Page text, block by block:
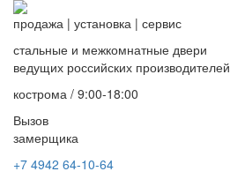
продажа | установка | сервис
стальные и межкомнатные двери
ведущих российских производителей
кострома / 9:00-18:00
Вызов
замерщика
+7 4942 64-10-64